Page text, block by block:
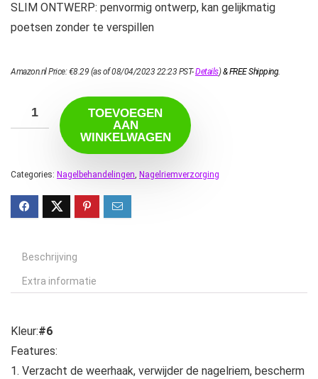
SLIM ONTWERP: penvormig ontwerp, kan gelijkmatig
poetsen zonder te verspillen
Amazon.nl Price:€8.29 (as of 08/04/2023 22:23 PST-Details)&FREE Shipping.
TOEVOEGEN
AAN
WINKELWAGEN
Categories: Nagelbehandelingen, Nagelriemverzorging
Beschrijving
Extra informatie
Kleur:#6
Features:
1. Verzacht de weerhaak, verwijder de nagelriem, bescherm